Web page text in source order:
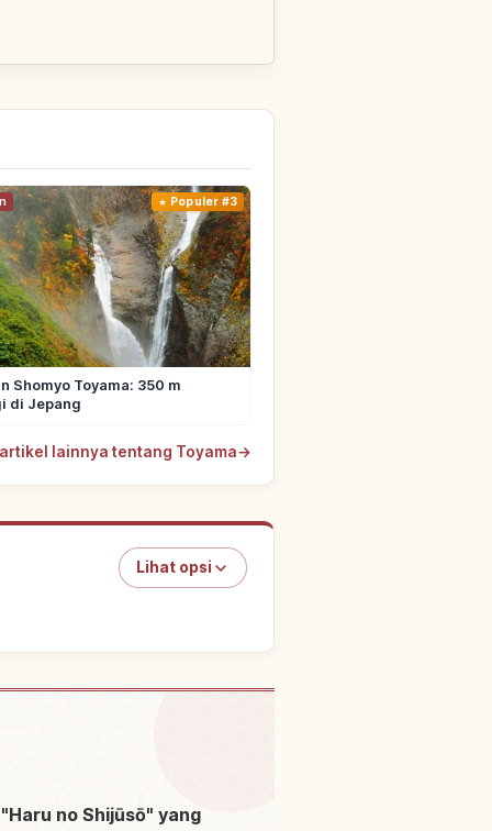
Populer #3
Shomyo Toyama: 350 m
di Jepang
lainnya tentang Toyama→
Lihat opsi
no Shijūsō" yang